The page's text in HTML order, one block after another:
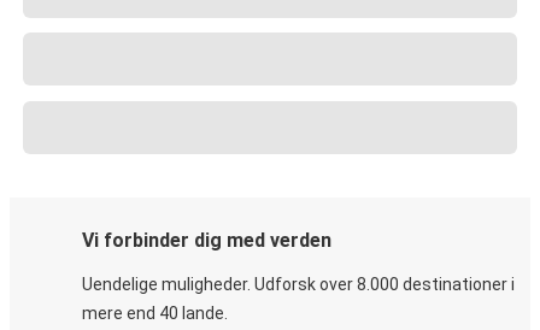
Vi forbinder dig med verden
Uendelige muligheder. Udforsk over 8.000 destinationer i
mere end 40 lande.